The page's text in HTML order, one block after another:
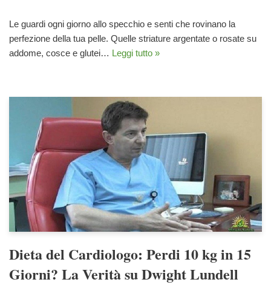
Le guardi ogni giorno allo specchio e senti che rovinano la
perfezione della tua pelle. Quelle striature argentate o rosate su
addome, cosce e glutei… Leggi tutto »
Dieta del Cardiologo: Perdi 10 kg in 15
Giorni? La Verità su Dwight Lundell